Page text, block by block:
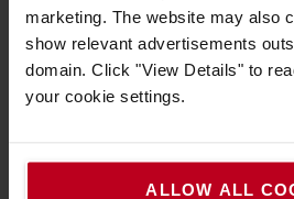
marketing. The website may also
show relevant advertisements
domain. Click "View Details" to
your cookie settings.
ALLOW ALL
Hogyan vásároljak
Szállítási & fizetési feltételek
GYIK
Hogyan vásárolhat online